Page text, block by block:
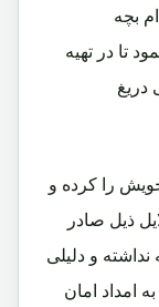
بچه
تا در تهیه
دریغ
خویش را کرده و
ذیل صادر
نداشته و دلیلی
امداد امان